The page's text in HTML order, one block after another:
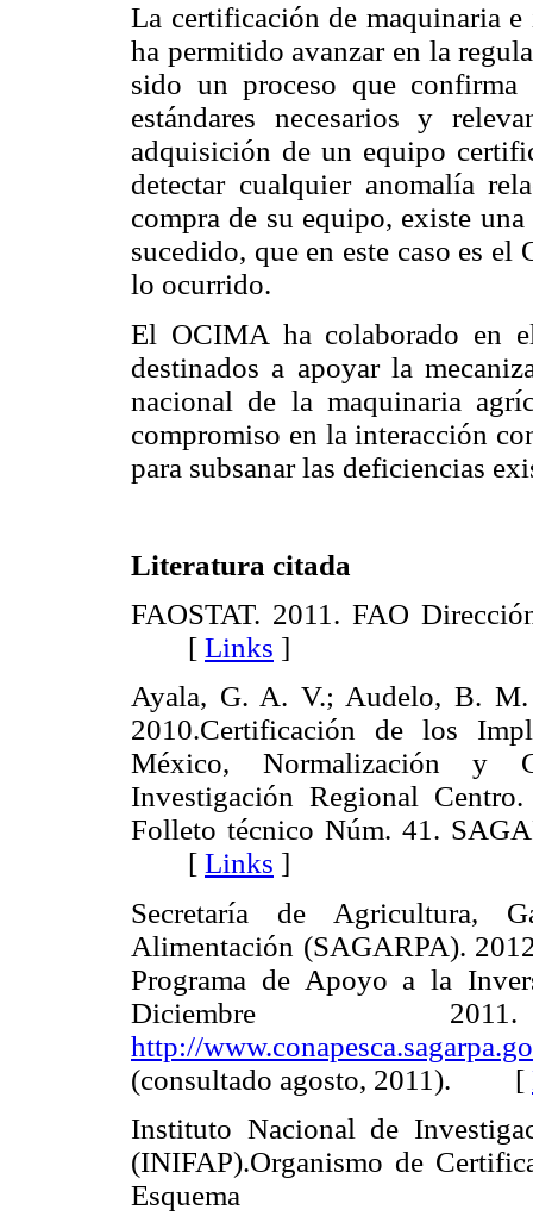
La certificación de maquinaria
ha permitido avanzar en la
sido un proceso que
estándares necesarios y
adquisición de un equipo
detectar cualquier anomalía
compra de su equipo, existe
sucedido, que en este caso es
lo ocurrido.
El OCIMA ha colaborado en
destinados a apoyar la
nacional de la maquinaria
compromiso en la interacción
para subsanar las deficiencias
Literatura citada
FAOSTAT. 2011. FAO
[ Links ]
Ayala, G. A. V.; Audelo, B.
2010.Certificación de los
México, Normalización y
Investigación Regional
Folleto técnico Núm. 41.
[ Links ]
Secretaría de Agricultura,
Alimentación (SAGARPA).
Programa de Apoyo a la
Diciembre
http://
(consultado agosto, 2011). [
Instituto Nacional de
(INIFAP).Organismo de
Esquema